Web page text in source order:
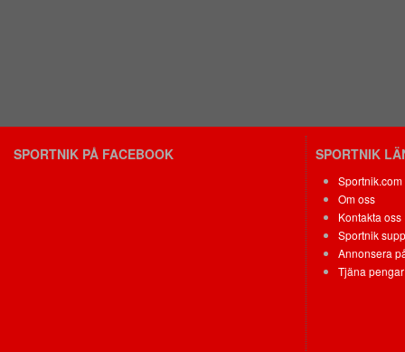
SPORTNIK PÅ FACEBOOK SPORTNIK
Sportnik.com
Om oss
Kontakta oss
Sportnik
Annonsera
Tjäna pengar